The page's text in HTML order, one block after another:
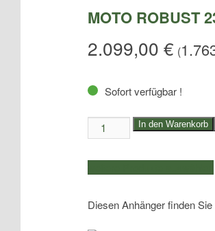
MOTO ROBUST
2.099,00 € (
Sofort verfügbar !
1300kg
TEMARED
Motorradtransp.
|
bis
In den Warenkorb
Diesen Anhänger finden